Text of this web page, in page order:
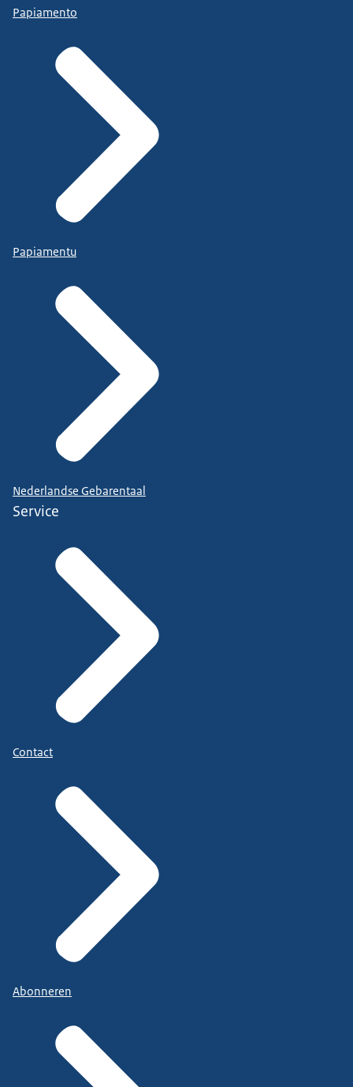
Papiamento
Papiamentu
Nederlandse Gebarentaal
Service
Contact
Abonneren